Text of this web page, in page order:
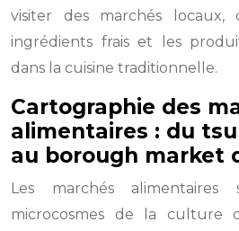
visiter des marchés locaux,
ingrédients frais et les
dans la cuisine traditionnelle.
Cartographie des
alimentaires : du
au borough market
Les marchés
microcosmes de la culture